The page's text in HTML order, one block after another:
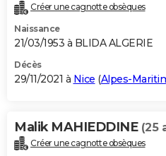
Créer une cagnotte obsèques
Naissance
21/03/1953 à BLIDA ALGERIE
Décès
29/11/2021 à Nice (Alpes-
Malik MAHIEDDINE (25
Créer une cagnotte obsèques